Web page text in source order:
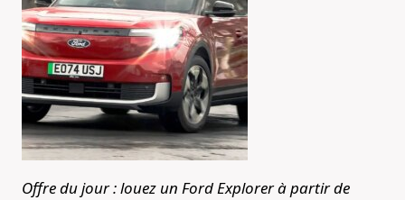
Offre du jour : louez un Ford Explorer à partir de